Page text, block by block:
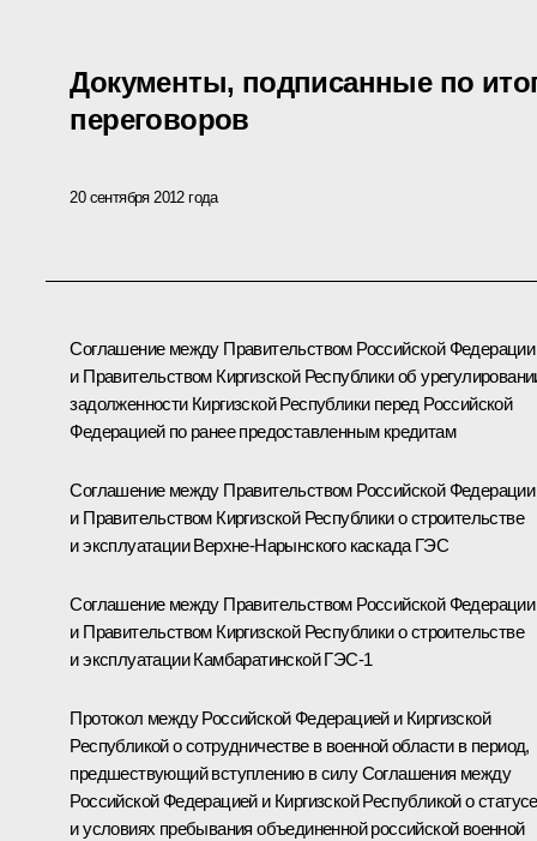
Документы, подписанные по
переговоров
20 сентября 2012 года
Соглашение между Правительством Российской Федерации
и Правительством Киргизской Республики об
задолженности Киргизской Республики перед Российской
Федерацией по ранее предоставленным кредитам
Соглашение между Правительством Российской Федерации
и Правительством Киргизской Республики о строительстве
и эксплуатации Верхне-Нарынского каскада ГЭС
Соглашение между Правительством Российской Федерации
и Правительством Киргизской Республики о строительстве
и эксплуатации Камбаратинской ГЭС-1
Протокол между Российской Федерацией и Киргизской
Республикой о сотрудничестве в военной области в период,
предшествующий вступлению в силу Соглашения между
Российской Федерацией и Киргизской Республикой о статусе
и условиях пребывания объединенной российской военной